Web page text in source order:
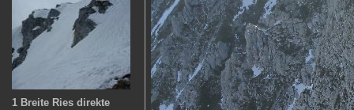
1 Breite Ries direkte